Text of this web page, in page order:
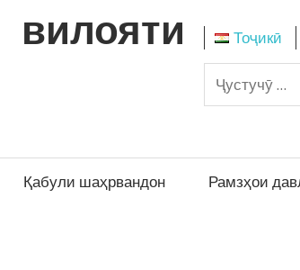
Тоҷикӣ
Қабули шаҳрвандон Рамзҳои